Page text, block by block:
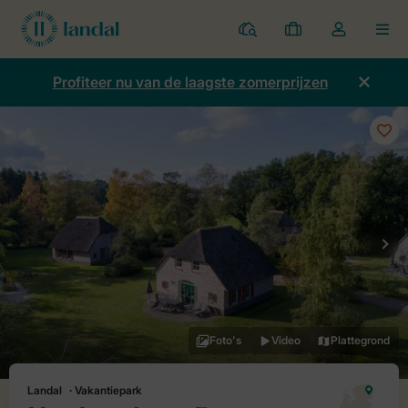
Parken
Mijn
boekingen
Open
de
dropdown
account
Profiteer nu van de laagste zomerprijzen